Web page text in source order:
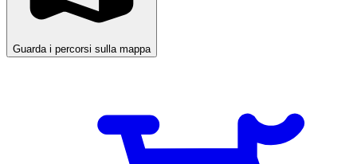
Guarda i percorsi sulla mappa